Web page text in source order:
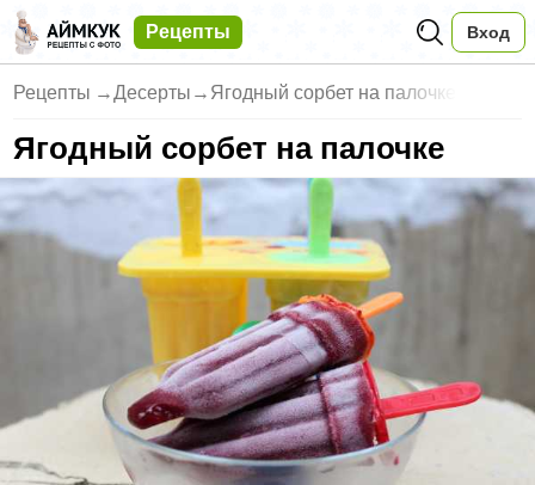
Рецепты Вход
Рецепты →Десерты → Ягодный сорбет на палочке
Ягодный сорбет на палочке